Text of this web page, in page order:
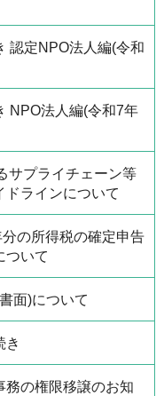
認定NPO法人編(令和
NPO法人編(令和7年
サプライチェーン等
ドラインについて
分の所得税の確定申告
ついて
面)について
き
務の権限移譲のお知